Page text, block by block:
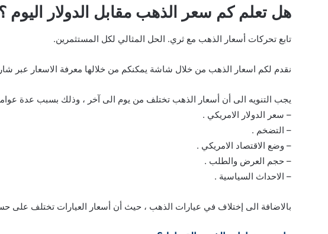
هل تعلم كم سعر الذهب مقابل الدولار اليوم ؟
تابع تحركات أسعار الذهب مع ثري. الحل المثالي لكل المستثمرين.
نقدم لكم اسعار الذهب من خلال شاشة يمكنكم من خلالها معرفة الاسعار عبر
يجب التنويه الى أن أسعار الذهب تختلف من يوم الى آخر ، وذلك بسبب عدة
– سعر الدولار الامريكي .
– التضخم .
– وضع الاقتصاد الامريكي .
– حجم العرض والطلب .
– الاحداث السياسية .
بالاضافة الى إختلاف في عيارات الذهب ، حيث أن أسعار العيارات تختلف على